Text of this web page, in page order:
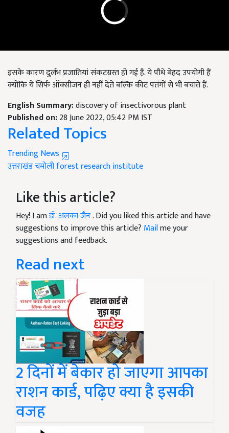
इसके कारण दुर्लभ प्रजातियां संकटग्रस्त हो गई हैं. ये पौधे बेहद उपयोगी हैं
क्योंकि ये सिर्फ ऑक्सीजन ही नहीं देते बल्कि कीट पतंगों से भी बचाते हैं.
English Summary:discovery of insectivorous plant
Published on:28 June 2022, 05:42 PM IST
Related Topics
Trending News
उत्तराखंडचमोलीforest research institute
Like this article?
Hey! I amडॉ. अलका जैन. Did you liked this article and have
suggestions to improve this article? Mailme your
suggestions and feedback.
Read next
2 दिनों में बेकार हो जाएगा आपका
राशन कार्ड, पढ़िए क्या है इसकी
वजह